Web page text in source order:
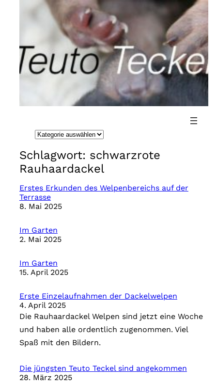
Direkt
wechseln
K
t
e
g
o
r
i
e
Schlagwort: schwarzrote
Rauhaardackel
Erstes Erkunden des Welpenbereichs auf der
Terrasse
8. Mai 2025
Im Garten
2. Mai 2025
Im Garten
15. April 2025
Erste Einzelaufnahmen der Dackelwelpen
4. April 2025
Die Rauhaardackel Welpen sind jetzt eine Woche
und haben alle ordentlich zugenommen. Viel
Spaß mit den Bildern.
Die jüngsten Teuto Teckel sind angekommen
28. März 2025